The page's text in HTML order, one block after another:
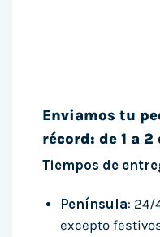
Enviamos tu
récord: de 1 a
Tiempos de
Península: 24/
excepto